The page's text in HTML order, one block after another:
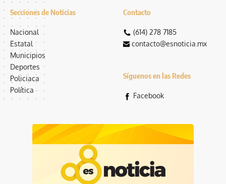
Secciones de Noticias
Nacional
Estatal
Municipios
Deportes
Policiaca
Política
Contacto
(614) 278 7185
contacto@esnoticia.mx
Síguenos en las Redes
Facebook